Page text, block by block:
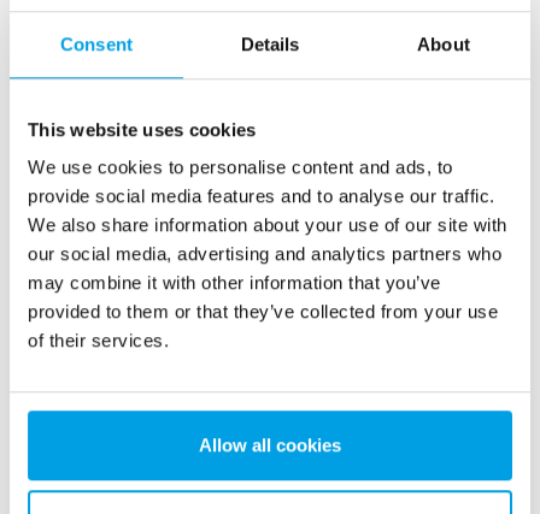
Consent Details About
This website uses cookies
We use cookies to personalise content and ads, to
provide social media features and to analyse our traffic.
We also share information about your use of our site with
our social media, advertising and analytics partners who
may combine it with other information that you’ve
provided to them or that they’ve collected from your use
of their services.
Allow all cookies
enheter.
Gå till RO-PLUS